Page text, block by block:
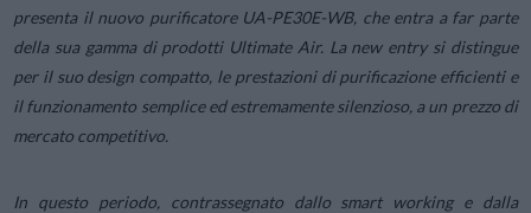
presenta il nuovo purificatore UA-PE30E-WB, che entra a far parte
della sua gamma di prodotti Ultimate Air. La new entry si distingue
per il suo design compatto, le prestazioni di purificazione efficienti e
il funzionamento semplice ed estremamente silenzioso, a un prezzo di
mercato competitivo.
In questo periodo, contrassegnato dallo smart working e dalla